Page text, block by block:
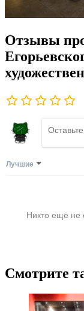
Отзывы
Лучшие
Никто ещё не
Смотрите